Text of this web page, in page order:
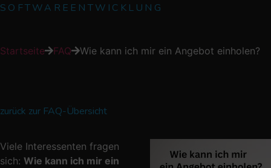
SOFTWAREENTWICKLUNG
Startseite FAQ Wie kann ich mir ein Angebot einholen?
zurück zur FAQ-Übersicht
Viele Interessenten fragen
sich: Wie kann ich mir ein